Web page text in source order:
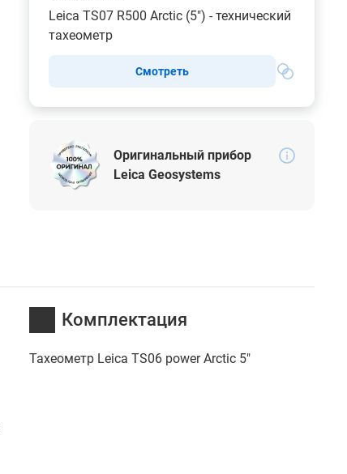
Leica TS07 R500 Arctic (5") - технический
тахеометр
Смотреть
Оригинальный прибор
Leica Geosystems
Комплектация
Тахеометр Leica TS06 power Arctic 5"